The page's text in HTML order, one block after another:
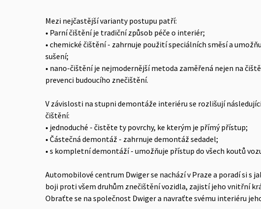
Mezi nejčastější varianty postupu patří:
•‎ Parní čištění je tradiční způsob péče o interiér;
•‎ chemické čištění - zahrnuje použití speciálních směsí a
sušení;
•‎ nano-čištění je nejmodernější metoda zaměřená nejen na
prevenci budoucího znečištění.
V závislosti na stupni demontáže interiéru se rozlišují
čištění:
•‎ jednoduché - čistěte ty povrchy, ke kterým je přímý přístup;
•‎ Částečná demontáž - zahrnuje demontáž sedadel;
•‎ s kompletní demontáží - umožňuje přístup do všech koutů
Automobilové centrum Dwiger se nachází v Praze a poradí si s
boji proti všem druhům znečištění vozidla, zajistí jeho vnitřní
Obraťte se na společnost Dwiger a navraťte svému interiéru